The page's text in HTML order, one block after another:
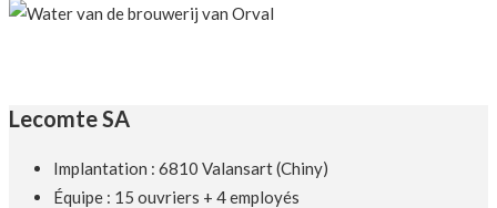
Lecomte SA
Implantation : 6810 Valansart (Chiny)
Équipe : 15 ouvriers + 4 employés